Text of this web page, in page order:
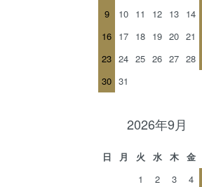
9
10 11 12 13 14
16 17 18 19 20 21
23 24 25 26 27 28
30 31
2026年9月
日 月 火 水 木 金
1
2 3 4